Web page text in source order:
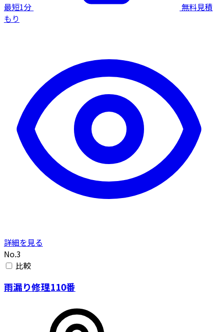
最短1分
無料見積
もり
詳細を見る
No.3
比較
雨漏り修理110番